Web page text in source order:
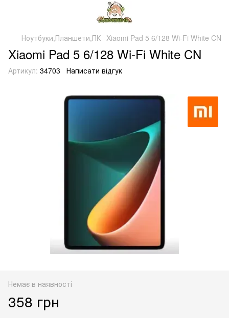
Ноутбуки,Планшети,ПК Xiaomi Pad 5 6/128 Wi-Fi White CN
Xiaomi Pad 5 6/128 Wi-Fi White CN
Артикул: 34703 Написати відгук
Немає в наявності
358 грн